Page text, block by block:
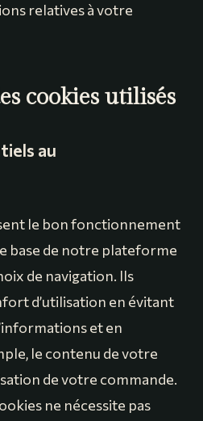
relatives à votre
cookies utilisés
au
le bon fonctionnement
base de notre plateforme
de navigation. Ils
d’utilisation en évitant
et en
le contenu de votre
de votre commande.
ne nécessite pas